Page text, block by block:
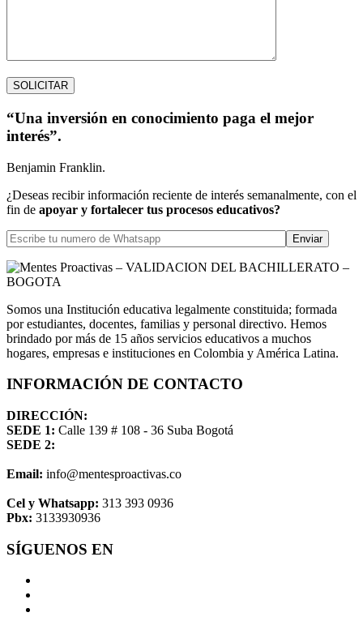
“Una inversión en conocimiento paga el mejor
interés”.
Benjamin Franklin.
¿Deseas recibir información reciente de interés semanalmente, con el
fin de apoyar y fortalecer tus procesos educativos?
Somos una Institución educativa legalmente constituida; formada
por estudiantes, docentes, familias y personal directivo. Hemos
brindado por más de 15 años servicios educativos a muchos
hogares, empresas e instituciones en Colombia y América Latina.
INFORMACIÓN DE CONTACTO
DIRECCIÓN:
SEDE 1: Calle 139 # 108 - 36 Suba Bogotá
SEDE 2:
Email: info@mentesproactivas.co
Cel y Whatsapp: 313 393 0936
Pbx: 3133930936
SÍGUENOS EN